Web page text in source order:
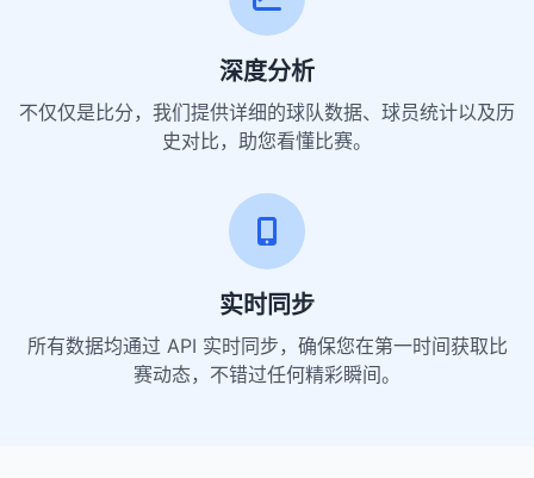
深度分析
不仅仅是比分，我们提供详细的球队数据、球员统计以及历
史对比，助您看懂比赛。
实时同步
所有数据均通过 API 实时同步，确保您在第一时间获取比
赛动态，不错过任何精彩瞬间。